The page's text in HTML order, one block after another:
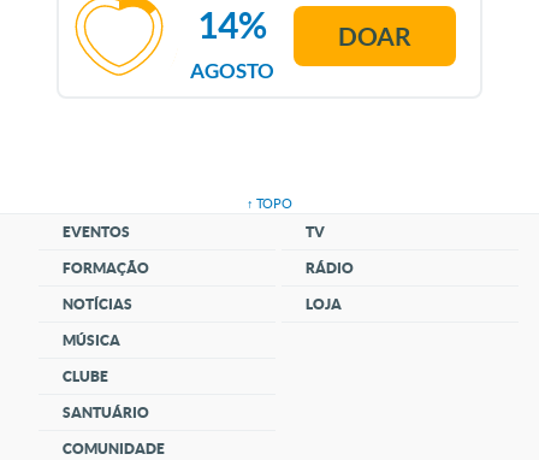
AGOSTO
14% DOAR
↑ TOPO
EVENTOS
FORMAÇÃO
NOTÍCIAS
MÚSICA
CLUBE
SANTUÁRIO
COMUNIDADE
TV
RÁDIO
LOJA